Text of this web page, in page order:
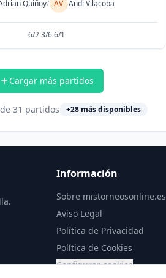
Quiñoy/ AV Andi Vilacoba
6/2 3/6 6/1
Cargar más partidos
de 31 partidos +28 más disponibles
Información
Sobre mistorneosonline.es
Aviso Legal
Política de Privacidad
Política de Cookies
Configurar cookies